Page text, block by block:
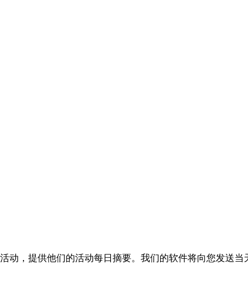
动，提供他们的活动每日摘要。我们的软件将向您发送